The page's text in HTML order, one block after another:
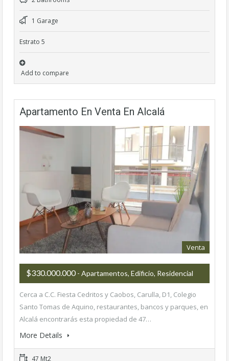
1 Garage
Estrato 5
Add to compare
Apartamento En Venta En Alcalá
Venta
$330.000.000- Apartamentos, Edificio, Residencial
Cerca a C.C. Fiesta Cedritos y Caobos, Carulla, D1, Colegio
Santo Tomas de Aquino, restaurantes, bancos y parques, en
Alcalá encontrarás esta propiedad de 47…
More Details
47 Mt2